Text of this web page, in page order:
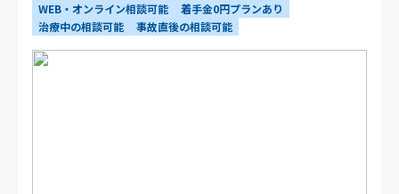
WEB・オンライン相談可能
着手金0円プランあり
治療中の相談可能
事故直後の相談可能